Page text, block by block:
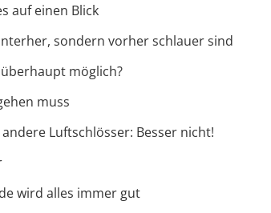
auf einen Blick
sondern vorher schlauer sind
möglich?
muss
Luftschlösser: Besser nicht!
wird alles immer gut